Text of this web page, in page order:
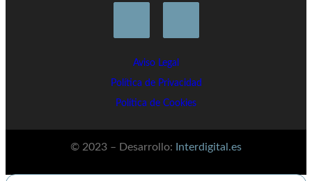
Aviso Legal
Política de Privacidad
Política de Cookies
© 2023 – Desarrollo: Interdigital.es